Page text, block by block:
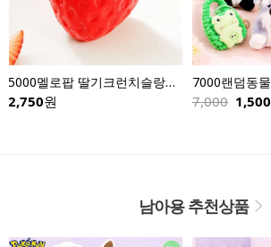
5000멜로팝 딸기크런치슬랑이-낱개 7000랜덤동물인형키링
1,500원
남아용 추천상품